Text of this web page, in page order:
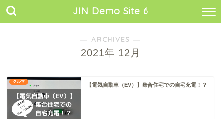
JIN Demo Site 6
― ARCHIVES ―
2021年 12月
クルマ
【電気自動車（EV）】集合住宅での自宅充電！？